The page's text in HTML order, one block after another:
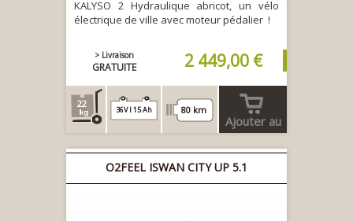
KALYSO 2 Hydraulique abricot, un vélo
électrique de ville avec moteur pédalier !
> Livraison
GRATUITE 2 449,00 €
22
36V l 15 Ah 80 km
Ajouter au
panier
O2FEEL ISWAN CITY UP 5.1